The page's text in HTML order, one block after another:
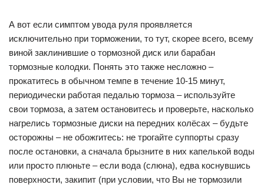
А вот если симптом увода руля проявляется
исключительно при торможении, то тут, скорее всего, всему
виной заклинившие о тормозной диск или барабан
тормозные колодки. Понять это также несложно –
прокатитесь в обычном темпе в течение 10-15 минут,
периодически работая педалью тормоза – используйте
свои тормоза, а затем остановитесь и проверьте, насколько
нагрелись тормозные диски на передних колёсах – будьте
осторожны – не обожгитесь: не трогайте суппорты сразу
после остановки, а сначала брызните в них капелькой воды
или просто плюньте – если вода (слюна), едва коснувшись
поверхности, закипит (при условии, что Вы не тормозили